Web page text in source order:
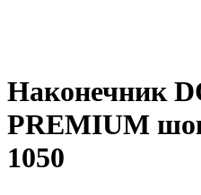
Наконечник
PREMIUM
1050